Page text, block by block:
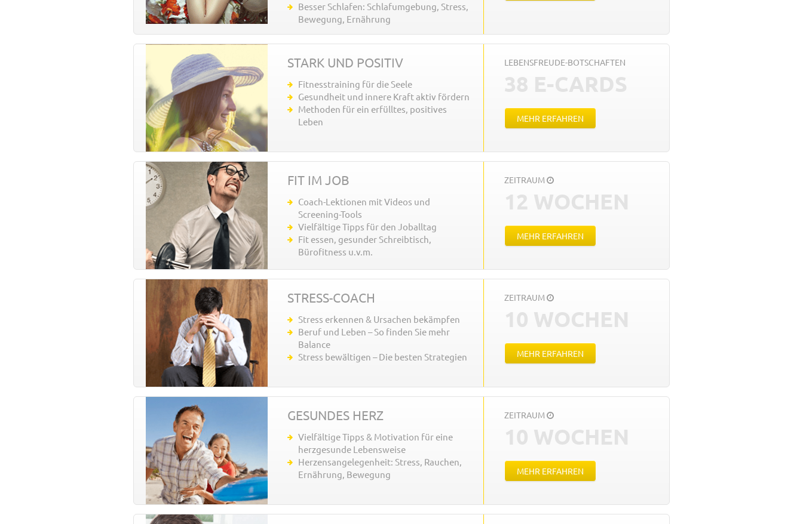
Besser Schlafen: Schlafumgebung, Stress,
Bewegung, Ernährung
STARK UND POSITIV
Fitnesstraining für die Seele
Gesundheit und innere Kraft aktiv fördern
Methoden für ein erfülltes, positives
Leben
LEBENSFREUDE-BOTSCHAFTEN
38 E-CARDS
MEHR ERFAHREN
FIT IM JOB
Coach-Lektionen mit Videos und
Screening-Tools
Vielfältige Tipps für den Joballtag
Fit essen, gesunder Schreibtisch,
Bürofitness u.v.m.
ZEITRAUM
12 WOCHEN
MEHR ERFAHREN
STRESS-COACH
Stress erkennen & Ursachen bekämpfen
Beruf und Leben – So finden Sie mehr
Balance
Stress bewältigen – Die besten Strategien
ZEITRAUM
10 WOCHEN
MEHR ERFAHREN
GESUNDES HERZ
Vielfältige Tipps & Motivation für eine
herzgesunde Lebensweise
Herzensangelegenheit: Stress, Rauchen,
Ernährung, Bewegung
ZEITRAUM
10 WOCHEN
MEHR ERFAHREN